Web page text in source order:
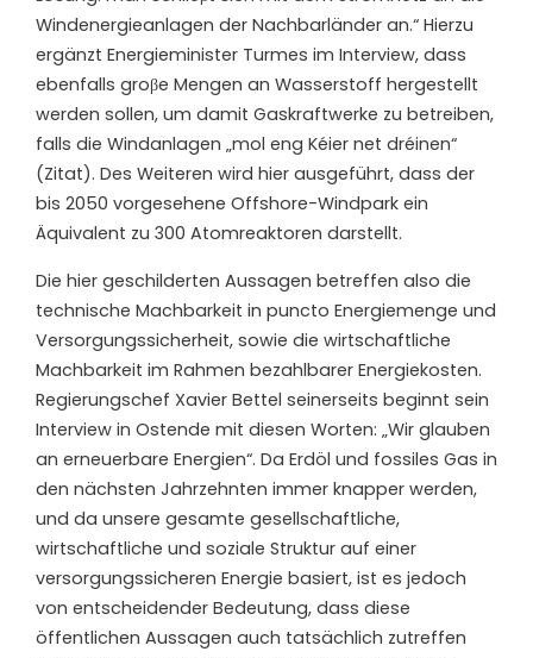
Windenergieanlagen der Nachbarländer an.“ Hierzu
ergänzt Energieminister Turmes im Interview, dass
ebenfalls groβe Mengen an Wasserstoff hergestellt
werden sollen, um damit Gaskraftwerke zu betreiben,
falls die Windanlagen „mol eng Kéier net dréinen“
(Zitat). Des Weiteren wird hier ausgeführt, dass der
bis 2050 vorgesehene Offshore-Windpark ein
Äquivalent zu 300 Atomreaktoren darstellt.
Die hier geschilderten Aussagen betreffen also die
technische Machbarkeit in puncto Energiemenge und
Versorgungssicherheit, sowie die wirtschaftliche
Machbarkeit im Rahmen bezahlbarer Energiekosten.
Regierungschef Xavier Bettel seinerseits beginnt sein
Interview in Ostende mit diesen Worten: „Wir glauben
an erneuerbare Energien“. Da Erdöl und fossiles Gas in
den nächsten Jahrzehnten immer knapper werden,
und da unsere gesamte gesellschaftliche,
wirtschaftliche und soziale Struktur auf einer
versorgungssicheren Energie basiert, ist es jedoch
von entscheidender Bedeutung, dass diese
öffentlichen Aussagen auch tatsächlich zutreffen